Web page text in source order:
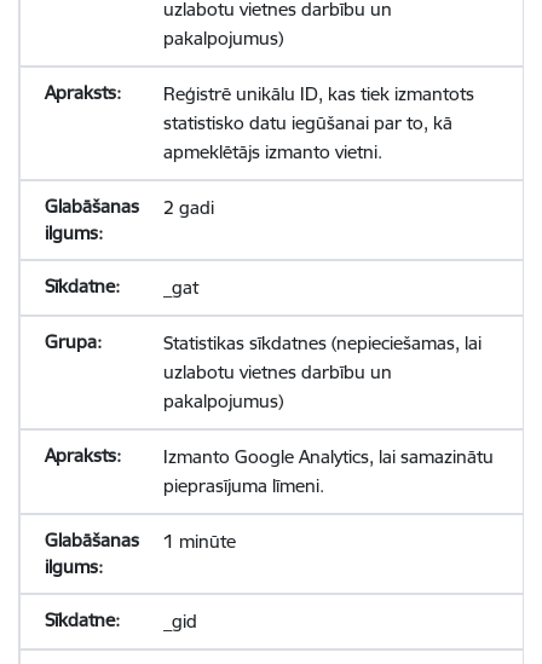
uzlabotu vietnes darbību un
pakalpojumus)
Reģistrē unikālu ID, kas tiek izmantots
statistisko datu iegūšanai par to, kā
apmeklētājs izmanto vietni.
2 gadi
_gat
Statistikas sīkdatnes (nepieciešamas, lai
uzlabotu vietnes darbību un
pakalpojumus)
Izmanto Google Analytics, lai samazinātu
pieprasījuma līmeni.
1 minūte
_gid